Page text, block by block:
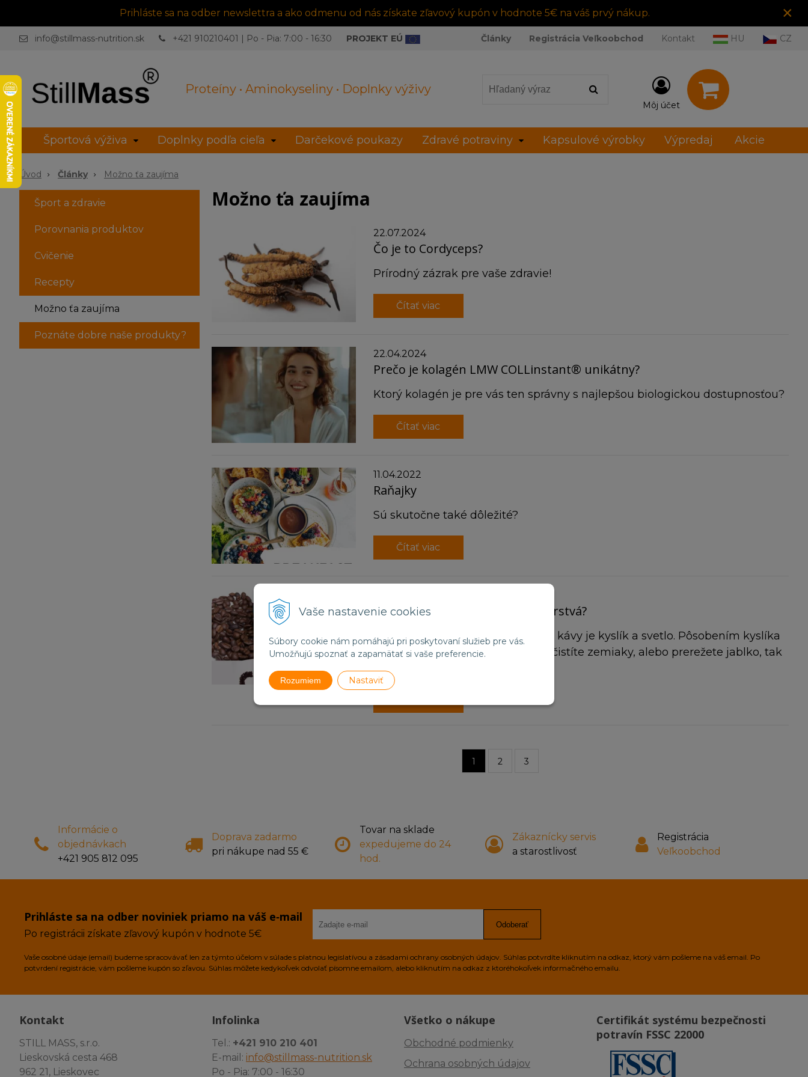
Vaše nastavenie cookies
Súbory cookie nám pomáhajú pri poskytovaní služieb pre vás.
Umožňujú spoznať a zapamätať si vaše preferencie.
Rozumiem Nastaviť
Prihláste sa na odber newslettra a ako odmenu od nás získate zľavový kupón v hodnote 5€ na váš prvý nákup. ×
Proteíny • Aminokyseliny • Doplnky výživy
info@stillmass-nutrition.sk +421 910210401 | Po - Pia: 7:00 - 16:30 PROJEKT EÚ Články Registrácia Veľkoobchod Kontakt HU CZ
Môj účet
Športová výživa Doplnky podľa cieľa Darčekové poukazy Zdravé potraviny Kapsulové výrobky Výpredaj Akcie
Úvod Články Možno ťa zaujíma
Šport a zdravie
Porovnania produktov
Cvičenie
Recepty
Možno ťa zaujíma
Poznáte dobre naše produkty?
Možno ťa zaujíma
22.07.2024
Čo je to Cordyceps?
Prírodný zázrak pre vaše zdravie!
Čítať viac
22.04.2024
Prečo je kolagén LMW COLLinstant® unikátny?
Ktorý kolagén je pre vás ten správny s najlepšou biologickou dostupnosťou?
Čítať viac
11.04.2022
Raňajky
Sú skutočne také dôležité?
Čítať viac
Ako dlho vydrží pražená káva čerstvá?
Najväčším nepriateľom čerstvosti kávy je kyslík a svetlo. Pôsobením kyslíka
káva oxiduje, podobne ako keď očistíte zemiaky, alebo prerežete jablko, tak
do pár hodín sčernie.
1 2 3
Informácie o
objednávkach
+421 905 812 095
Doprava zadarmo
pri nákupe nad 55 €
Tovar na sklade
expedujeme do 24
hod.
Zákaznícky servis
a starostlivosť
Registrácia
Veľkoobchod
Prihláste sa na odber noviniek priamo na váš e‑mail
Po registrácii získate zľavový kupón v hodnote 5€
Odoberať
Vaše osobné údaje (email) budeme spracovávať len za týmto účelom v súlade s platnou legislatívou a zásadami ochrany osobných údajov. Súhlas potvrdíte kliknutím na odkaz, ktorý vám pošleme na váš email. Po
potvrdení registrácie, vám pošleme kupón so zľavou. Súhlas môžete kedykoľvek odvolať písomne emailom, alebo kliknutím na odkaz z ktoréhokoľvek informačného emailu.
Kontakt
STILL MASS, s.r.o.
Lieskovská cesta 468
962 21, Lieskovec
Infolinka
Tel.: +421 910 210 401
E-mail: info@stillmass-nutrition.sk
Po - Pia: 7:00 - 16:30
Všetko o nákupe
Obchodné podmienky
Ochrana osobných údajov
Certifikát systému bezpečnosti
potravín FSSC 22000